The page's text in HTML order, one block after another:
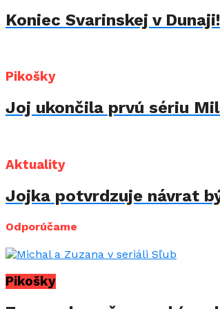
Koniec Svarinskej v
Pikošky
Joj ukončila prvú sériu
Aktuality
Jojka potvrdzuje návrat
Odporúčame
Pikošky